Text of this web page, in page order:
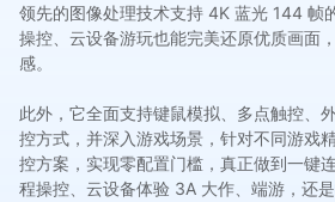
领先的图像处理技术支持 4K 蓝光 144 帧
操控、云设备游玩也能完美还原优质画面
感。
此外，它全面支持键鼠模拟、多点触控、
控方式，并深入游戏场景，针对不同游戏
控方案，实现零配置门槛，真正做到一键
程操控、云设备体验 3A 大作、端游，还